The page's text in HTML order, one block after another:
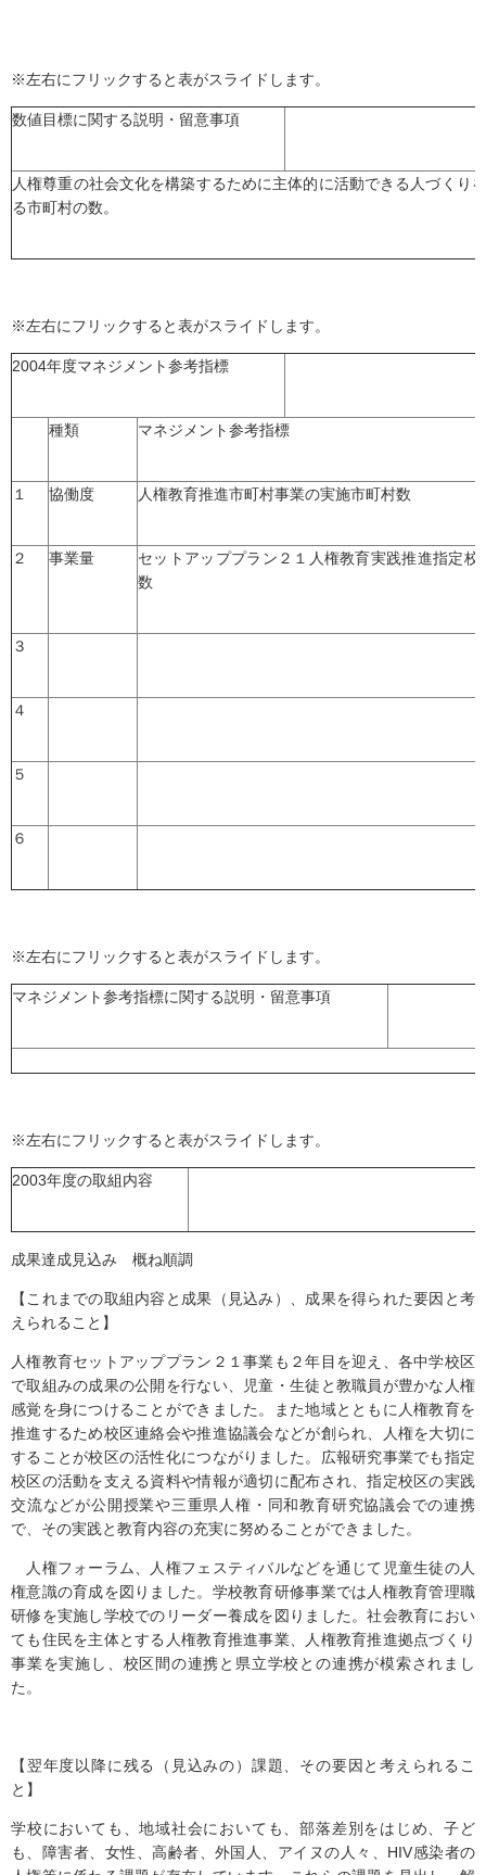
※左右にフリックすると表がスライドします。
数値目標に関する説明・留意事項
人権尊重の社会文化を構築するために主体的に活動できる人づくり
る市町村の数。
※左右にフリックすると表がスライドします。
2004年度マネジメント参考指標
種類 マネジメント参考指標
１ 協働度 人権教育推進市町村事業の実施市町村数
２ 事業量
セットアッププラン２１人権教育実践推進指定校
数
３
４
５
６
※左右にフリックすると表がスライドします。
マネジメント参考指標に関する説明・留意事項
※左右にフリックすると表がスライドします。
2003年度の取組内容
成果達成見込み 概ね順調
【これまでの取組内容と成果（見込み）、成果を得られた要因と考
えられること】
人権教育セットアッププラン２１事業も２年目を迎え、各中学校区
で取組みの成果の公開を行ない、児童・生徒と教職員が豊かな人権
感覚を身につけることができました。また地域とともに人権教育を
推進するため校区連絡会や推進協議会などが創られ、人権を大切に
することが校区の活性化につながりました。広報研究事業でも指定
校区の活動を支える資料や情報が適切に配布され、指定校区の実践
交流などが公開授業や三重県人権・同和教育研究協議会での連携
で、その実践と教育内容の充実に努めることができました。
人権フォーラム、人権フェスティバルなどを通じて児童生徒の人
権意識の育成を図りました。学校教育研修事業では人権教育管理職
研修を実施し学校でのリーダー養成を図りました。社会教育におい
ても住民を主体とする人権教育推進事業、人権教育推進拠点づくり
事業を実施し、校区間の連携と県立学校との連携が模索されまし
た。
【翌年度以降に残る（見込みの）課題、その要因と考えられるこ
と】
学校においても、地域社会においても、部落差別をはじめ、子ど
も、障害者、女性、高齢者、外国人、アイヌの人々、HIV感染者の